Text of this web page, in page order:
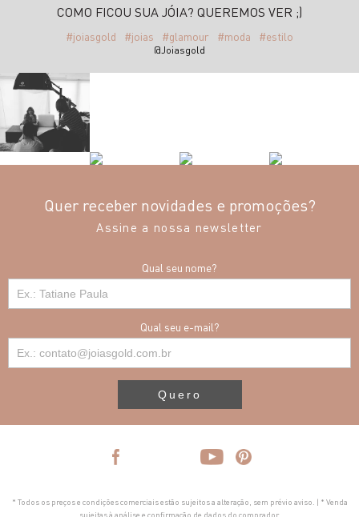
COMO FICOU SUA JÓIA? QUEREMOS VER ;)
#joiasgold #joias #glamour #moda #estilo
@Joiasgold
Quer receber novidades e promoções?
Assine a nossa newsletter
Qual seu nome?
Qual seu e-mail?
Quero
* Todos os preços e condições comerciais estão sujeitos a alteração, sem prévio aviso. | * Venda
sujeitas à análise e confirmação de dados do comprador.